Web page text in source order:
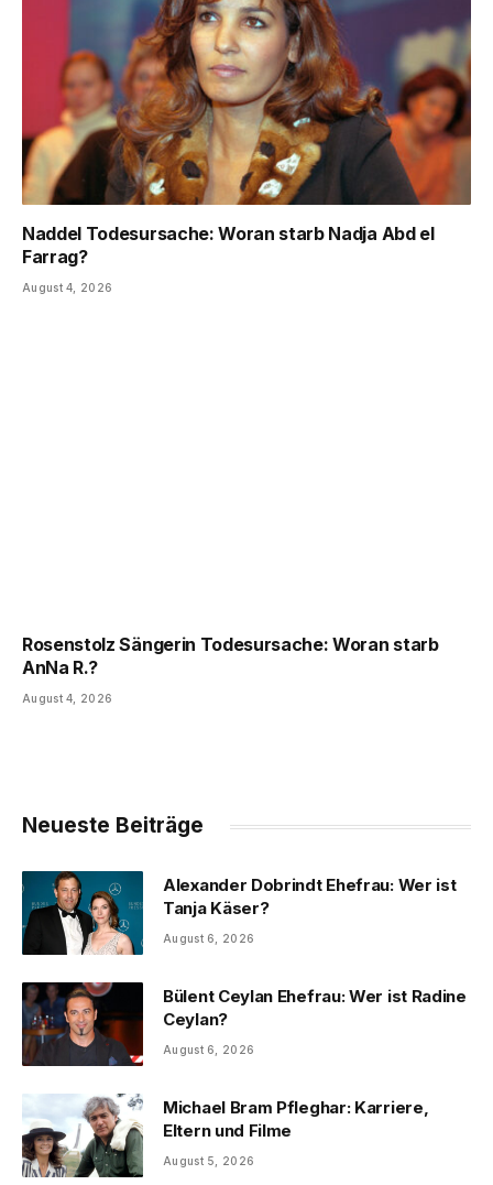
Naddel Todesursache: Woran starb Nadja Abd el
Farrag?
August 4, 2026
Rosenstolz Sängerin Todesursache: Woran starb
AnNa R.?
August 4, 2026
Neueste Beiträge
Alexander Dobrindt Ehefrau: Wer ist
Tanja Käser?
August 6, 2026
Bülent Ceylan Ehefrau: Wer ist Radine
Ceylan?
August 6, 2026
Michael Bram Pfleghar: Karriere,
Eltern und Filme
August 5, 2026